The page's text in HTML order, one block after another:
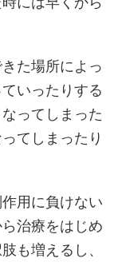
た場所によっ
いったりする
ってしまった
てしまったり
用に負けない
治療をはじめ
も増えるし、